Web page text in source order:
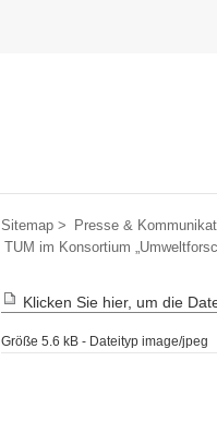
Sitemap >
Presse &
TUM im Konsortium
Klicken Sie hier, um die
Größe 5.6 kB - Dateityp image/jpeg